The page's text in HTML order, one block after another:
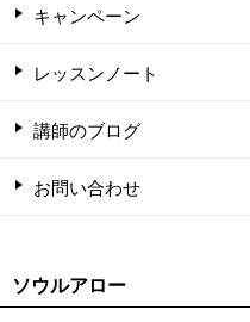
キャンペーン
レッスンノート
講師のブログ
お問い合わせ
ソウルアロー